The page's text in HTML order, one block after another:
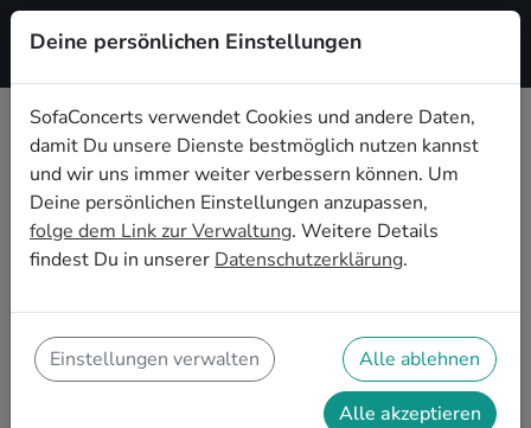
Registrieren
Folk Live-Musik für den 50.
Geburtstag in Wolfsburg
Schon wieder ist ein Jahrzehnt vergangen und Dein
nächster runder Geburtstag steht an? Ein Konzert ist
auf eine ganz besondere Art und Weise zu feiern. Ob
kleine Gartenparty oder Feier mit der ganzen
Nachbarschaft: Auf SofaConcerts findest Du tolle Folk
Live-Acts, die perfekt zu Deiner 50. Geburtstagsfeier
Deine persönlichen Einstellungen
SofaConcerts verwendet Cookies und andere Daten,
damit Du unsere Dienste bestmöglich nutzen kannst
und wir uns immer weiter verbessern können. Um
Deine persönlichen Einstellungen anzupassen,
folge dem Link zur Verwaltung. Weitere Details
findest Du in unserer Datenschutzerklärung.
Einstellungen verwalten Alle ablehnen
Alle akzeptieren